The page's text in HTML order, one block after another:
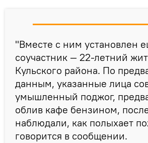
"Вместе с ним установлен
соучастник — 22-летний
Кульского района. По
данным, указанные лица
умышленный поджог,
облив кафе бензином,
наблюдали, как полыхает
говорится в сообщении.